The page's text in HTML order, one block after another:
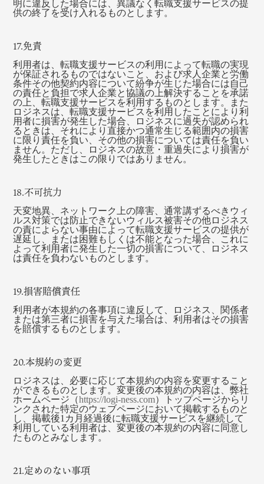
明に違反した場合には、異議なく転職支援サービスの提
供の終了を受け入れるものとします。
17.免責
利用者は、転職支援サービスの利用によって転職の実現
が保証されるものではないこと、および求人企業と労働
条件その他契約内容について紛争が生じた場合には自己
の責任と負担で求人企業と協議の上解決することを承諾
の上、転職支援サービスを利用するものとします。また
ロジネスは、転職支援サービスを利用したことにより利
用者に損害が発生した場合、ロジネスに過失が認められ
るときは、それにより直接かつ通常生じる範囲内の損害
に限り責任を負い、その他の損害については責任を負い
ません。ただし、ロジネスの故意・重過失により損害が
発生したときはこの限りではありません。
18.不可抗力
天変地異、ネットワーク上の障害、通常講ずるべきウィ
ルス対策では防止できないウィルス被害その他ロジネス
の責によらない事由によって転職支援サービスの提供が
遅延し、または困難もしくは不能となった場合、これに
よって利用者に発生した一切の損害について、ロジネス
は責任を負わないものとします。
19.損害賠償責任
利用者が本規約の各事項に違反して、ロジネス、関係者
または第三者に損害を与えた場合は、利用者はその損害
を賠償するものとします。
20.本規約の変更
ロジネスは、必要に応じて本規約の内容を変更すること
ができるものとします。変更後の本規約の内容は、弊社
ホームページ（https://logi-ness.com）トップページからリ
ンクされた特定のウェブページにおいて掲載するものと
し、掲載後1カ月経過後に転職支援サービスを継続して
利用している利用者は、変更後の本規約の内容に同意し
たものとみなします。
21.定めのない事項